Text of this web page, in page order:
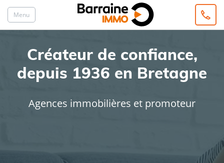
Menu
Créateur de confiance,
depuis 1936 en Bretagne
Agences immobilières et promoteur